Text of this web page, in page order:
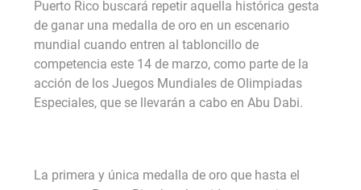
Puerto Rico buscará repetir aquella histórica gesta
de ganar una medalla de oro en un escenario
mundial cuando entren al tabloncillo de
competencia este 14 de marzo, como parte de la
acción de los Juegos Mundiales de Olimpiadas
Especiales, que se llevarán a cabo en Abu Dabi.
La primera y única medalla de oro que hasta el